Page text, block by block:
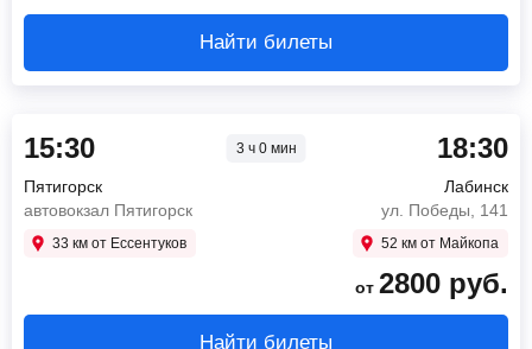
Найти билеты
15:30 3 ч 0 мин
Пятигорск
автовокзал Пятигорск
33 км от Ессентуков
18:30
Лабинск
ул. Победы, 141
52 км от Майкопа
от 2800 руб.
Найти билеты